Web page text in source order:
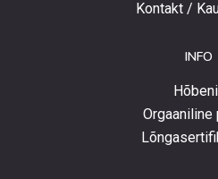
Kontakt /
INFO
Orgaaniline